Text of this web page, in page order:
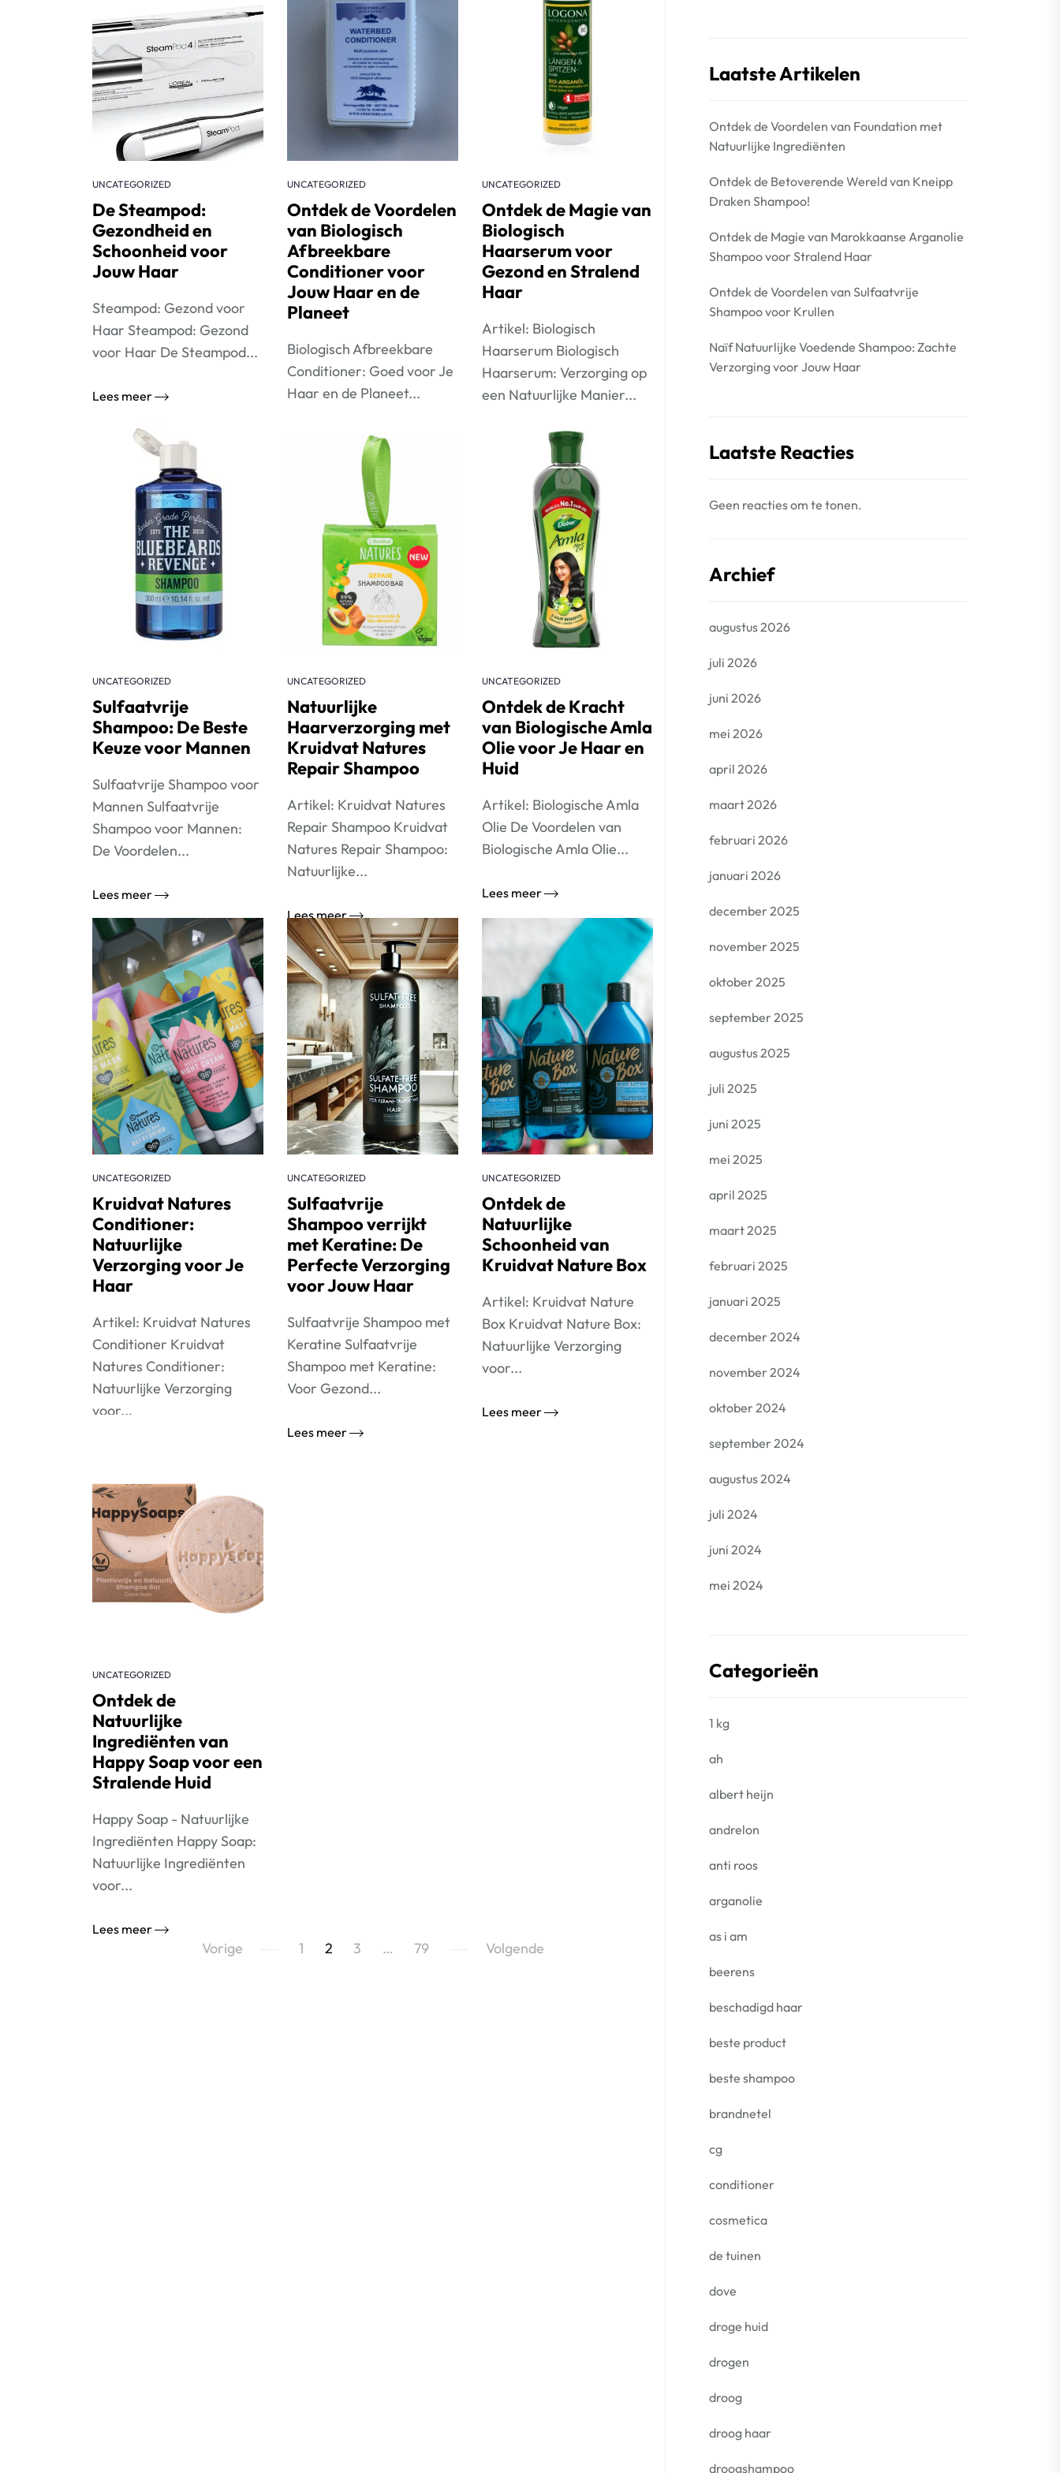
UNCATEGORIZED
De Steampod:
Gezondheid en
Schoonheid voor
Jouw Haar
Steampod: Gezond voor
Haar Steampod: Gezond
voor Haar De Steampod...
Lees meer
UNCATEGORIZED
Ontdek de Voordelen
van Biologisch
Afbreekbare
Conditioner voor
Jouw Haar en de
Planeet
Biologisch Afbreekbare
Conditioner: Goed voor Je
Haar en de Planeet...
UNCATEGORIZED
Ontdek de Magie van
Biologisch
Haarserum voor
Gezond en Stralend
Haar
Artikel: Biologisch
Haarserum Biologisch
Haarserum: Verzorging op
een Natuurlijke Manier...
UNCATEGORIZED
Sulfaatvrije
Shampoo: De Beste
Keuze voor Mannen
Sulfaatvrije Shampoo voor
Mannen Sulfaatvrije
Shampoo voor Mannen:
De Voordelen...
Lees meer
UNCATEGORIZED
Natuurlijke
Haarverzorging met
Kruidvat Natures
Repair Shampoo
Artikel: Kruidvat Natures
Repair Shampoo Kruidvat
Natures Repair Shampoo:
Natuurlijke...
Lees meer
UNCATEGORIZED
Ontdek de Kracht
van Biologische Amla
Olie voor Je Haar en
Huid
Artikel: Biologische Amla
Olie De Voordelen van
Biologische Amla Olie...
Lees meer
UNCATEGORIZED
Kruidvat Natures
Conditioner:
Natuurlijke
Verzorging voor Je
Haar
Artikel: Kruidvat Natures
Conditioner Kruidvat
Natures Conditioner:
Natuurlijke Verzorging
voor...
UNCATEGORIZED
Sulfaatvrije
Shampoo verrijkt
met Keratine: De
Perfecte Verzorging
voor Jouw Haar
Sulfaatvrije Shampoo met
Keratine Sulfaatvrije
Shampoo met Keratine:
Voor Gezond...
Lees meer
UNCATEGORIZED
Ontdek de
Natuurlijke
Schoonheid van
Kruidvat Nature Box
Artikel: Kruidvat Nature
Box Kruidvat Nature Box:
Natuurlijke Verzorging
voor...
Lees meer
UNCATEGORIZED
Ontdek de
Natuurlijke
Ingrediënten van
Happy Soap voor een
Stralende Huid
Happy Soap - Natuurlijke
Ingrediënten Happy Soap:
Natuurlijke Ingrediënten
voor...
Lees meer
Berichtnavigatie
Vorige 1 2 3 … 79 Volgende
Laatste Artikelen
Ontdek de Voordelen van Foundation met
Natuurlijke Ingrediënten
Ontdek de Betoverende Wereld van Kneipp
Draken Shampoo!
Ontdek de Magie van Marokkaanse Arganolie
Shampoo voor Stralend Haar
Ontdek de Voordelen van Sulfaatvrije
Shampoo voor Krullen
Naïf Natuurlijke Voedende Shampoo: Zachte
Verzorging voor Jouw Haar
Laatste Reacties
Geen reacties om te tonen.
Archief
augustus 2026
juli 2026
juni 2026
mei 2026
april 2026
maart 2026
februari 2026
januari 2026
december 2025
november 2025
oktober 2025
september 2025
augustus 2025
juli 2025
juni 2025
mei 2025
april 2025
maart 2025
februari 2025
januari 2025
december 2024
november 2024
oktober 2024
september 2024
augustus 2024
juli 2024
juni 2024
mei 2024
Categorieën
1 kg
ah
albert heijn
andrelon
anti roos
arganolie
as i am
beerens
beschadigd haar
beste product
beste shampoo
brandnetel
cg
conditioner
cosmetica
de tuinen
dove
droge huid
drogen
droog
droog haar
droogshampoo